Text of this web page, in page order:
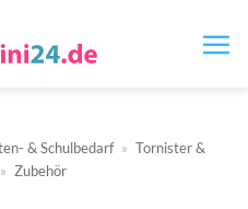
& Schulbedarf » Tornister &
» Zubehör